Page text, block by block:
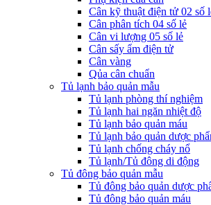
Cân kỹ thuật điện tử 02 số
Cân phân tích 04 số lẻ
Cân vi lượng 05 số lẻ
Cân sấy ẩm điện tử
Cân vàng
Qủa cân chuẩn
Tủ lạnh bảo quản mẫu
Tủ lạnh phòng thí nghiệm
Tủ lạnh hai ngăn nhiệt độ
Tủ lạnh bảo quản máu
Tủ lạnh bảo quản dược
Tủ lạnh chống cháy nổ
Tủ lạnh/Tủ đông di động
Tủ đông bảo quản mẫu
Tủ đông bảo quản dược
Tủ đông bảo quản máu